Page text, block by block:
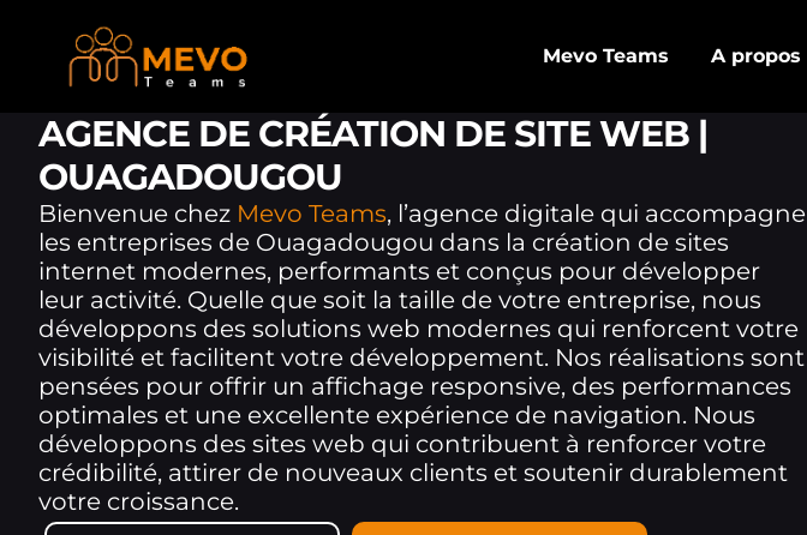
Mevo Teams A propos
AGENCE DE CRÉATION DE SITE WEB |
OUAGADOUGOU
Bienvenue chez Mevo Teams, l’agence digitale qui accompagne
les entreprises de Ouagadougou dans la création de sites
internet modernes, performants et conçus pour développer
leur activité. Quelle que soit la taille de votre entreprise, nous
développons des solutions web modernes qui renforcent votre
visibilité et facilitent votre développement. Nos réalisations sont
pensées pour offrir un affichage responsive, des performances
optimales et une excellente expérience de navigation. Nous
développons des sites web qui contribuent à renforcer votre
crédibilité, attirer de nouveaux clients et soutenir durablement
votre croissance.